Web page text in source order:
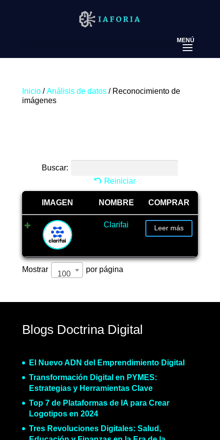
Inicio/Análisis de datos/ Reconocimiento de
imágenes
Buscar:
Reiniciar
IMAGEN NOMBRE COMPRAR
Clarifai Leer más
Mostrar
100
por página
Blogs Doctrina Digital
El Nuevo ADN del Emprendimiento Digital
Transformación Digital en PYMES:
Estrategias y Herramientas Clave
Top 7 de Plataformas de IA para Crear
Logotipos en 2024
Tres Revoluciones Digitales: Salud,